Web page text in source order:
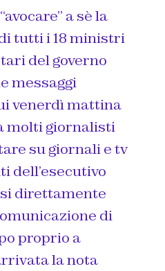
a sè la
tutti i 18 ministri
del governo
messaggi
venerdì mattina
molti giornalisti
su giornali e tv
dell’esecutivo
direttamente
di
proprio a
la nota